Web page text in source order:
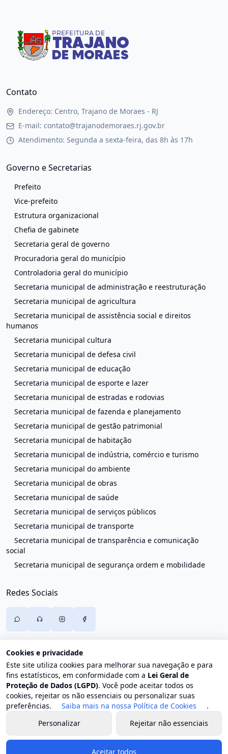
Contato
Endereço: Centro, Trajano de Moraes - RJ
E-mail: contato@trajanodemoraes.rj.gov.br
Atendimento: Segunda a sexta-feira, das 8h às 17h
Governo e Secretarias
Prefeito
Vice-prefeito
Estrutura organizacional
Chefia de gabinete
Secretaria geral de governo
Procuradoria geral do município
Controladoria geral do município
Secretaria municipal de administração e reestruturação
Secretaria municipal de agricultura
Secretaria municipal de assistência social e direitos
humanos
Secretaria municipal cultura
Secretaria municipal de defesa civil
Secretaria municipal de educação
Secretaria municipal de esporte e lazer
Secretaria municipal de estradas e rodovias
Secretaria municipal de fazenda e planejamento
Secretaria municipal de gestão patrimonial
Secretaria municipal de habitação
Secretaria municipal de indústria, comércio e turismo
Secretaria municipal do ambiente
Secretaria municipal de obras
Secretaria municipal de saúde
Secretaria municipal de serviços públicos
Secretaria municipal de transporte
Secretaria municipal de transparência e comunicação
social
Secretaria municipal de segurança ordem e mobilidade
Redes Sociais
© 2026 Prefeitura de Trajano de Moraes. Todos os direitos
reservados.
Cookies e privacidade
Este site utiliza cookies para melhorar sua navegação e para
fins estatísticos, em conformidade com a Lei Geral de
Proteção de Dados (LGPD). Você pode aceitar todos os
cookies, rejeitar os não essenciais ou personalizar suas
preferências.
Saiba mais na nossa Política de Cookies
.
Personalizar
Rejeitar não essenciais
Aceitar todos